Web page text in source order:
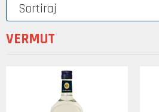
Sortiraj
VERMUT